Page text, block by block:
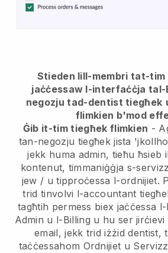
Stieden lill-membri tat-tim
jaċċessaw l-interfaċċja tal-
negozju tad-dentist tiegħek
flimkien b'mod
Ġib it-tim tiegħek flimkien -
tan-negozju tiegħek jista
jekk huma admin, tieħu ħsieb
kontenut, timmaniġġja s-
jew / u tipproċessa l-ordnijiet.
trid tinvolvi l-accountant
tagħtih permess biex jaċċessa
Admin u l-Billing u hu ser
email, jekk trid iżżid dentist,
taċċessahom Ordnijiet u